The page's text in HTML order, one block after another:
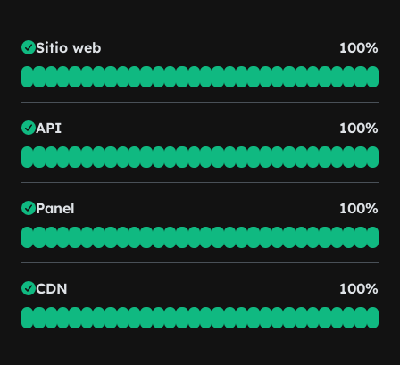
Sitio web 100%
API 100%
Panel 100%
CDN 100%